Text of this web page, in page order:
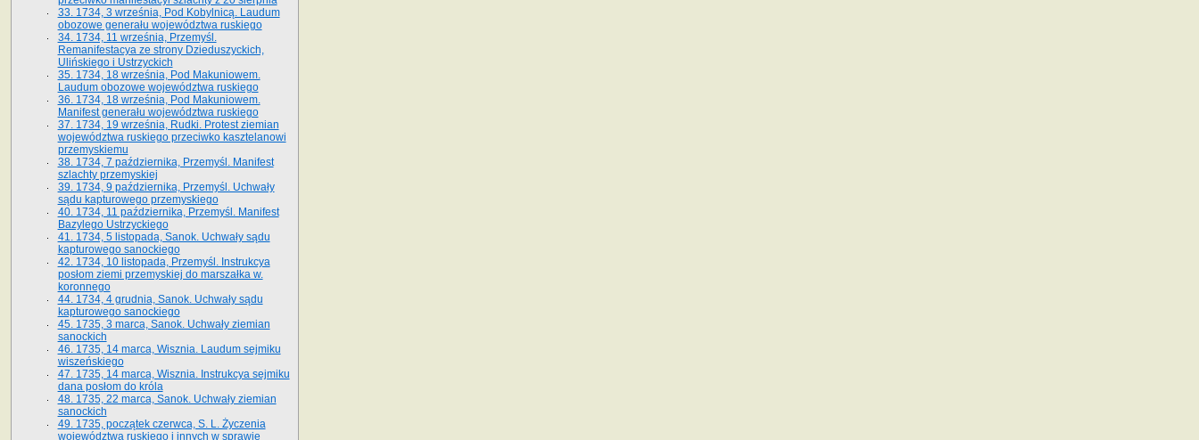
33. 1734, 3 września, Pod Kobylnicą. Laudum
obozowe generału województwa ruskiego
34. 1734, 11 września, Przemyśl.
Remanifestacya ze strony Dzieduszyckich,
Ulińskiego i Ustrzyckich
35. 1734, 18 września, Pod Makuniowem.
Laudum obozowe województwa ruskiego
36. 1734, 18 września, Pod Makuniowem.
Manifest generału województwa ruskiego
37. 1734, 19 września, Rudki. Protest ziemian
województwa ruskiego przeciwko kasztelanowi
przemyskiemu
38. 1734, 7 października, Przemyśl. Manifest
szlachty przemyskiej
39. 1734, 9 października, Przemyśl. Uchwały
sądu kapturowego przemyskiego
40. 1734, 11 października, Przemyśl. Manifest
Bazylego Ustrzyckiego
41. 1734, 5 listopada, Sanok. Uchwały sądu
kapturowego sanockiego
42. 1734, 10 listopada, Przemyśl. Instrukcya
posłom ziemi przemyskiej do marszałka w.
koronnego
44. 1734, 4 grudnia, Sanok. Uchwały sądu
kapturowego sanockiego
45. 1735, 3 marca, Sanok. Uchwały ziemian
sanockich
46. 1735, 14 marca, Wisznia. Laudum sejmiku
wiszeńskiego
47. 1735, 14 marca, Wisznia. Instrukcya sejmiku
dana posłom do króla
48. 1735, 22 marca, Sanok. Uchwały ziemian
sanockich
49. 1735, początek czerwca, S. L. Życzenia
województwa ruskiego i innych w sprawie